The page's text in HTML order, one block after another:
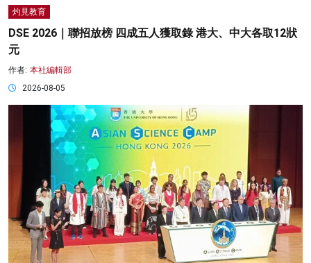
灼見教育
DSE 2026｜聯招放榜 四成五人獲取錄 港大、中大各取12狀
元
作者: 本社編輯部
2026-08-05